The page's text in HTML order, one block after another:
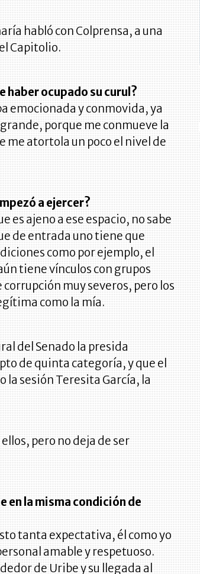
habló con Colprensa, a una
Capitolio.
haber ocupado su curul?
emocionada y conmovida, ya
porque me conmueve la
me atortola un poco el nivel de
a ejercer?
es ajeno a ese espacio, no sabe
de entrada uno tiene que
como por ejemplo, el
tiene vínculos con grupos
muy severos, pero los
como la mía.
del Senado la presida
de quinta categoría, y que el
sesión Teresita García, la
pero no deja de ser
en la misma condición de
tanta expectativa, él como yo
amable y respetuoso.
de Uribe y su llegada al